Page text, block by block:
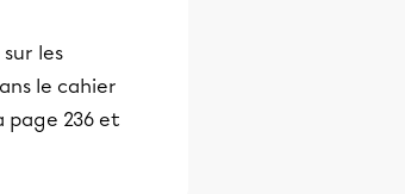
les
le cahier
page 236 et